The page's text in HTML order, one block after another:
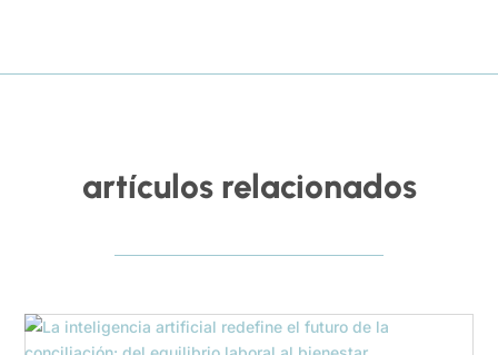
artículos relacionados